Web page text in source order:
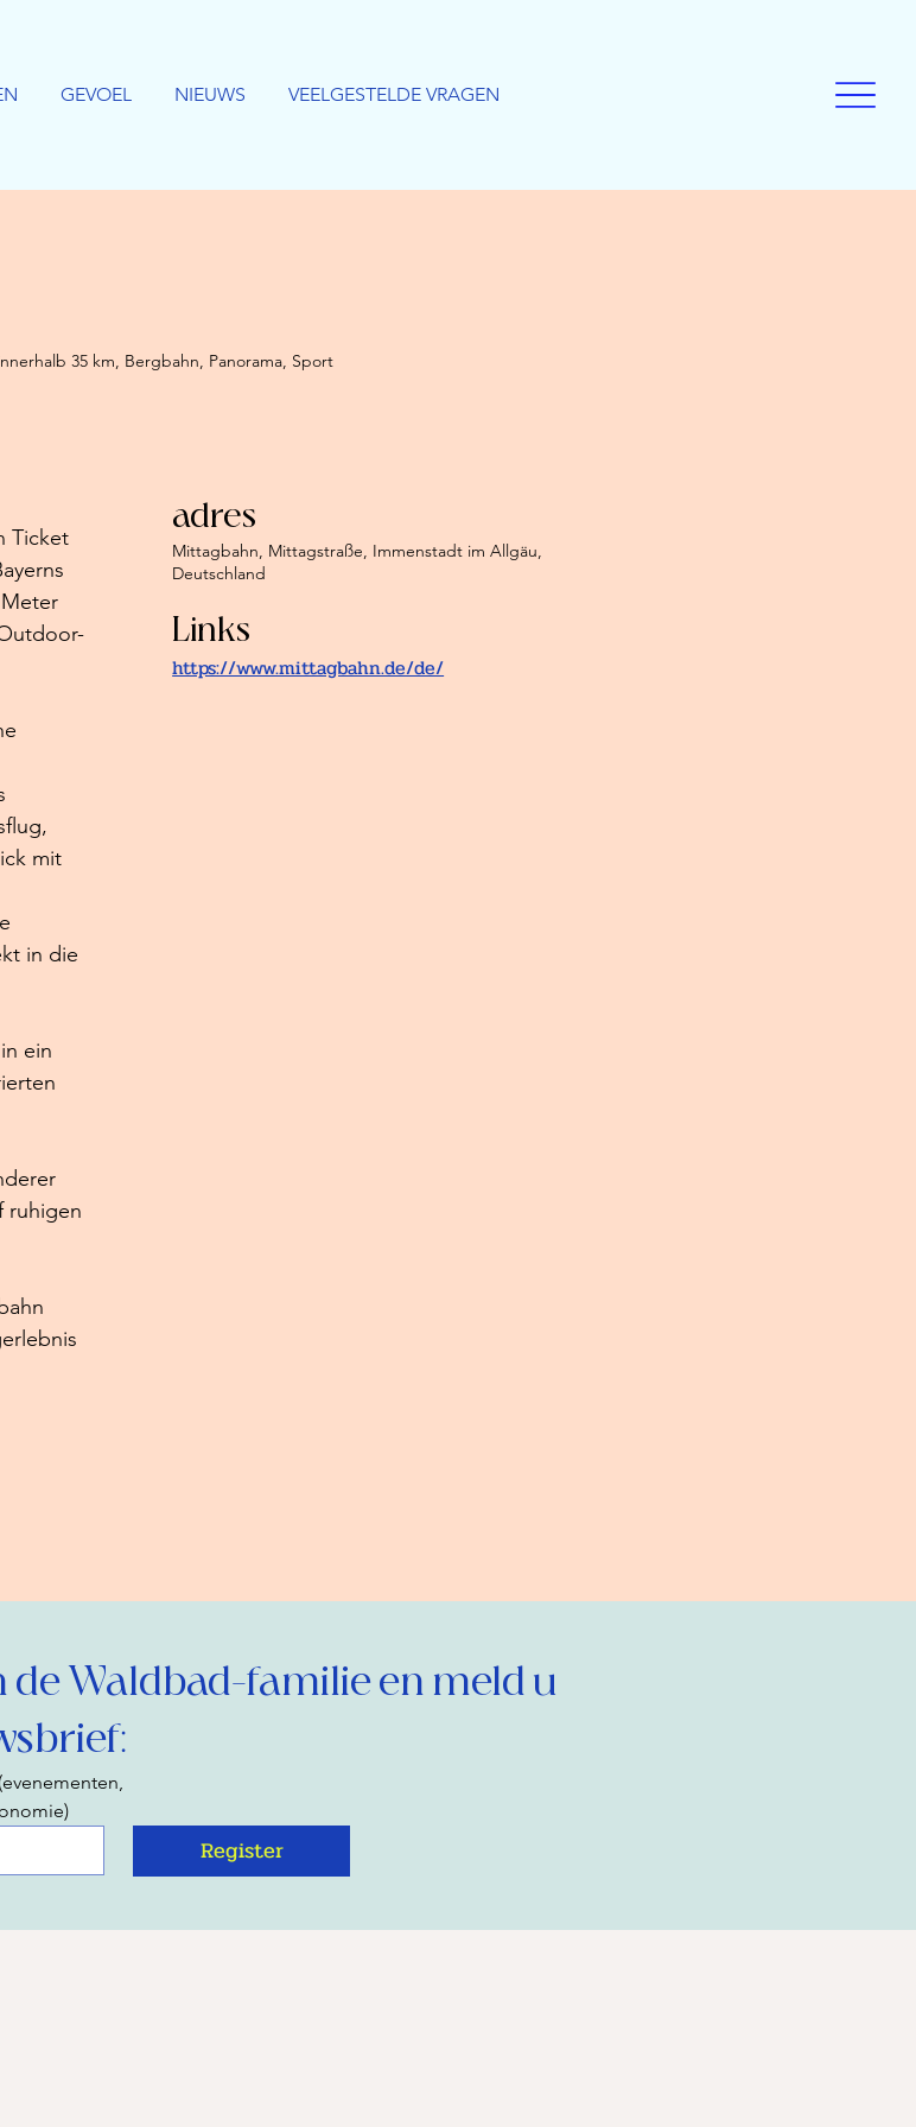
GEVOEL NIEUWS VEELGESTELDE VRAGEN
35 km, Bergbahn, Panorama, Sport
Waldbad-familie en meld u
Register
Ticket
mit
in die
ein
ruhigen
adres
Mittagbahn, Mittagstraße, Immenstadt im Allgäu,
Deutschland
Links
https://www.mittagbahn.de/de/